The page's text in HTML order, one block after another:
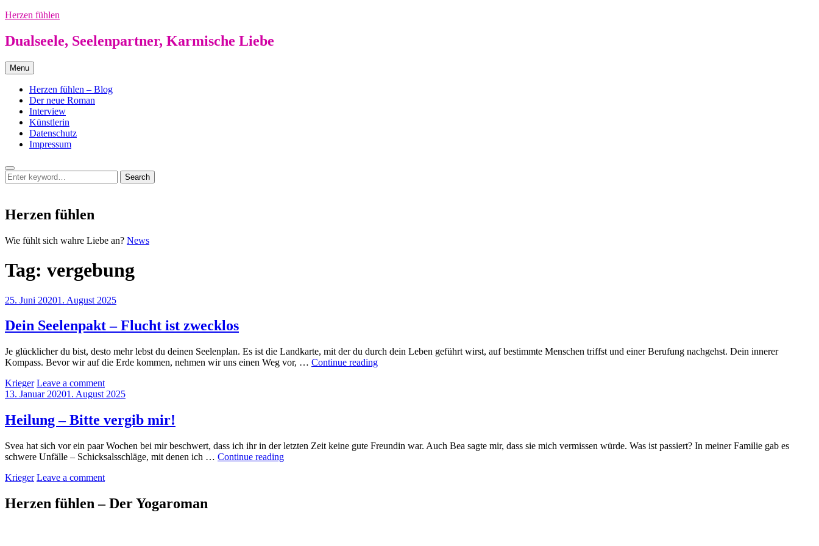
Skip
content
Herzen fühlen
Dualseele, Seelenpartner, Karmische Liebe
Menu
Herzen fühlen – Blog
Der neue Roman
Interview
Künstlerin
Datenschutz
Impressum
Search
Search
for:
Search
Herzen fühlen
Wie fühlt sich wahre Liebe an? NewsHerzen
Tag: vergebung
Posted
25. Juni 20201. August 2025
Dein Seelenpakt – Flucht ist zwecklos
Je glücklicher du bist, desto mehr lebst du deinen Seelenplan. Es ist die Landkarte, mit der du durch dein Leben geführt wirst, auf bestimmte Menschen triffst und einer Berufung nachgehst. Dein innerer
Kompass. Bevor wir auf die Erde kommen, nehmen wir uns einen Weg vor, … Continue readingDein
by
Krieger Leave a comment
Posted
13. Januar 20201. August 2025
Heilung – Bitte vergib mir!
Svea hat sich vor ein paar Wochen bei mir beschwert, dass ich ihr in der letzten Zeit keine gute Freundin war. Auch Bea sagte mir, dass sie mich vermissen würde. Was ist passiert? In meiner Familie gab es
schwere Unfälle – Schicksalsschläge, mit denen ich … Continue readingHeilung
by
Krieger Leave a comment
Herzen fühlen – Der Yogaroman